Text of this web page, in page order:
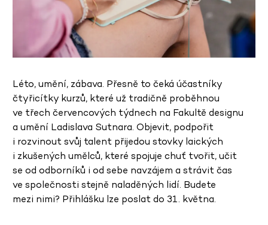
Léto, umění, zábava. Přesně to čeká účastníky
čtyřicítky kurzů, které už tradičně proběhnou
ve třech červencových týdnech na Fakultě designu
a umění Ladislava Sutnara. Objevit, podpořit
i rozvinout svůj talent přijedou stovky laických
i zkušených umělců, které spojuje chuť tvořit, učit
se od odborníků i od sebe navzájem a strávit čas
ve společnosti stejně naladěných lidí. Budete
mezi nimi? Přihlášku lze poslat do 31. května.